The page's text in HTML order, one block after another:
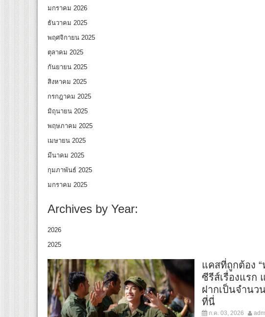
มกราคม 2026
ธันวาคม 2025
พฤศจิกายน 2025
ตุลาคม 2025
กันยายน 2025
สิงหาคม 2025
กรกฎาคม 2025
มิถุนายน 2025
พฤษภาคม 2025
เมษายน 2025
มีนาคม 2025
กุมภาพันธ์ 2025
มกราคม 2025
Archives by Year:
2026
2025
แคสที่ถูกต้อง “
ซีรีส์เรื่องแรก
ฝากเป็นจำนว
ที่นี่
ก.ค. 03, 2026